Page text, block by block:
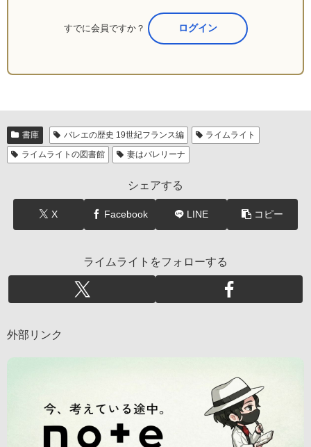
すでに会員ですか？ ここからログイン
書庫 バレエの歴史 19世紀フランス編
ライムライト
ライムライトの図書館
妻はバレリーナ
シェアする
X Facebook LINE コピー
ライムライトをフォローする
外部リンク